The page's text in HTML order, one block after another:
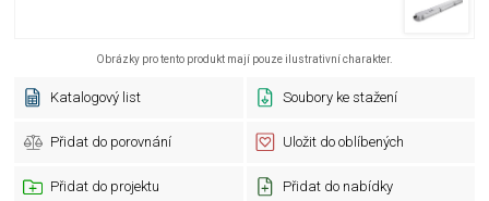
Obrázky pro tento produkt mají pouze ilustrativní charakter.
Katalogový list Soubory ke stažení
Přidat do porovnání Uložit do oblíbených
Přidat do projektu Přidat do nabídky